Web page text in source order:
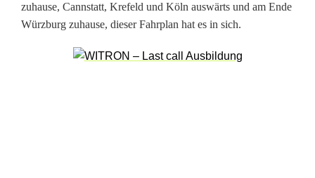
zuhause, Cannstatt, Krefeld und Köln auswärts und am Ende
Würzburg zuhause, dieser Fahrplan hat es in sich.